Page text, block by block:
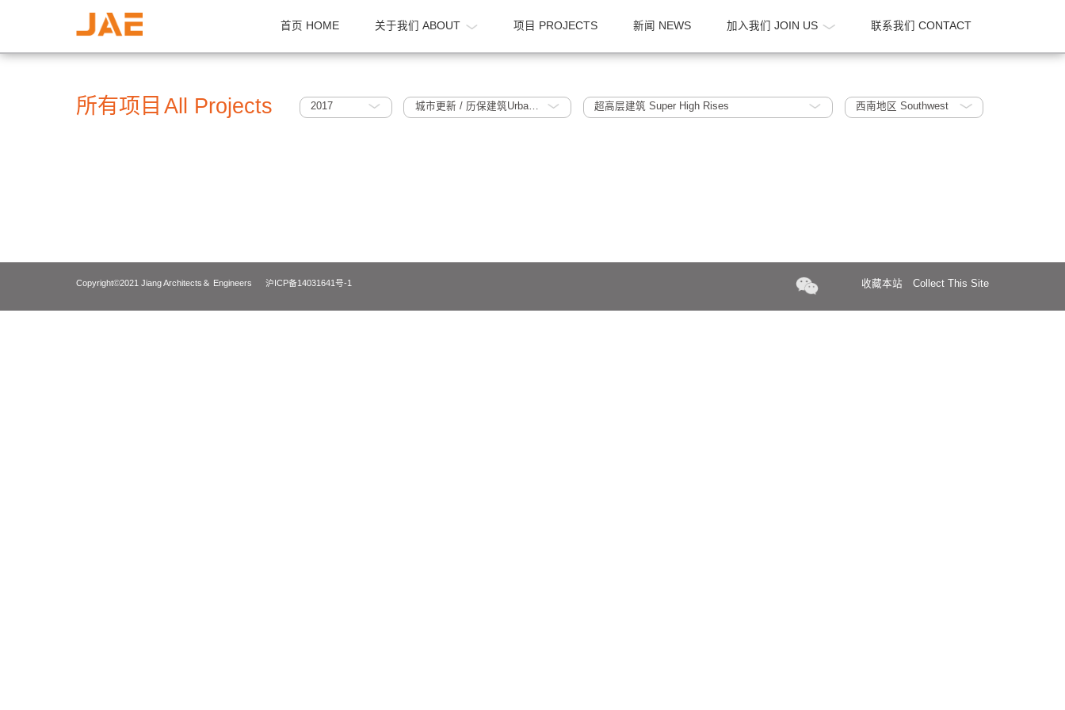
首页 HOME 关于我们 ABOUT 项目 PROJECTS 新闻 NEWS 加入我们 JOIN US 联系我们
所有项目All Projects 2017 城市更新 / 历保建筑Urban Regeneration / Historic Protection Building 超高层建筑 Super High Rises 西南地区 Southwest
Copyright©2021 Jiang Architects＆ Engineers 沪ICP备14031641号-1